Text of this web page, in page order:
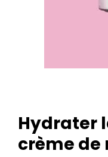
Hydrater
crème